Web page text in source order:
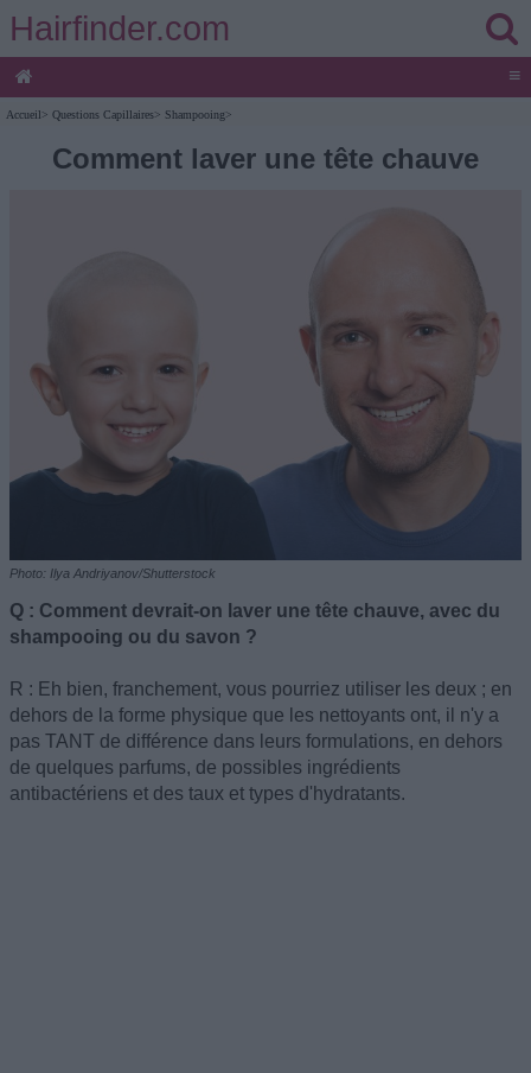
Hairfinder.com
≡
Accueil> Questions Capillaires> Shampooing>
Comment laver une tête chauve
Photo: Ilya Andriyanov/Shutterstock
Q : Comment devrait-on laver une tête chauve, avec du
shampooing ou du savon ?
R : Eh bien, franchement, vous pourriez utiliser les deux ; en
dehors de la forme physique que les nettoyants ont, il n'y a
pas TANT de différence dans leurs formulations, en dehors
de quelques parfums, de possibles ingrédients
antibactériens et des taux et types d'hydratants.